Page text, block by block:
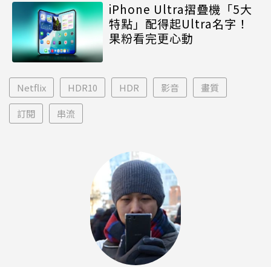
iPhone Ultra摺疊機「5大
特點」配得起Ultra名字！
果粉看完更心動
Netflix HDR10 HDR 影音 畫質
訂閱 串流